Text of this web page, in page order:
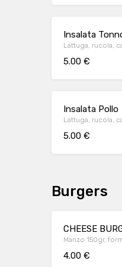
Insalata
Lattuga, rucola,
5.00 €
Insalata Pollo
Lattuga, rucola,
5.00 €
Burgers
CHEESE
Manzo 150gr,
4.00 €